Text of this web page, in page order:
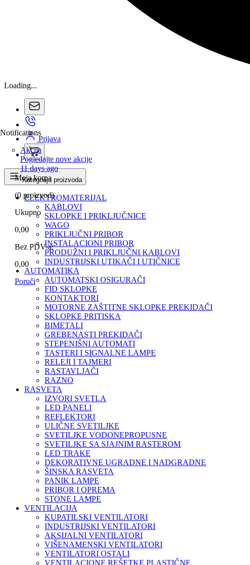
Loading...
Notifications
Akcija
Pogledajte nove akcije
11 days ago
Prijava
Moja korpa
(0 proizvod)
Ukupno
0,00
Bez PDV-a:
0,00
Poruči
Kategorija proizvoda
ELEKTROMATERIJAL
KABLOVI
SKLOPKE I PRIKLJUČNICE
WAGO
PRIKLJUČNI PRIBOR
INSTALACIONI PRIBOR
PRODUŽNI I PRIKLJUČNI KABLOVI
INDUSTRIJSKI UTIKAČI I UTIČNICE
AUTOMATIKA
AUTOMATSKI OSIGURAČI
FID SKLOPKE
KONTAKTORI
MOTORNE ZAŠTITNE SKLOPKE PREKIDAČI
SKLOPKE PRITISKA
BIMETALI
GREBENASTI PREKIDAČI
STEPENIŠNI AUTOMATI
TASTERI I SIGNALNE LAMPE
RELEJI I TAJMERI
RASTAVLJAČI
RAZNO
RASVETA
IZVORI SVETLA
LED PANELI
REFLEKTORI
ULIČNE SVETILJKE
SVETILJKE VODONEPROPUSNE
SVETILJKE SA SJAJNIM RASTEROM
LED TRAKE
DEKORATIVNE UGRADNE I NADGRADNE
ŠINSKA RASVETA
PANIK LAMPE
PRIBOR I OPREMA
STONE LAMPE
VENTILACIJA
KUPATILSKI VENTILATORI
INDUSTRIJSKI VENTILATORI
AKSIJALNI VENTILATORI
VIŠENAMENSKI VENTILATORI
VENTILATORI OSTALI
VENTILACIONE REŠETKE PLASTIČNE